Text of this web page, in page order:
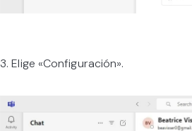
3. Elige «Configuración».